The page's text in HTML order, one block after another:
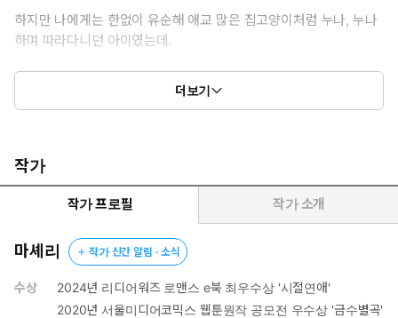
“……관장님이다. 얼른 받아.”
하지만 나에게는 한없이 유순해 애교 많은 집고양이처럼 누나, 누나
하며 따라다니던 아이였는데.
“이제 안 해. 누나 동생 그런 거.”
트가 되어 돌아왔다.
“아…… 우리 아직도 그냥 잠만 자는 사이였네. 너 싱글 지옥에서 애
인 만들어 올 수도 있으니까 기다리지도 말라고 했었지? 씨발, 내가
착각했다. 병신 같은 모텔 가자고 할 때부터 알아들었어야 했는데 존
나 미안하다.”
내 기억 속의 모습과 완전히 달라진 채로.
더보기
작가
작가 프로필 작가 소개
마셰리 작가 신간 알림 · 소식
수상
2024년 리디어워즈 로맨스 e북 최우수상 '시절연애'
2020년 서울미디어코믹스 웹툰원작 공모전 우수상 '금수별곡'